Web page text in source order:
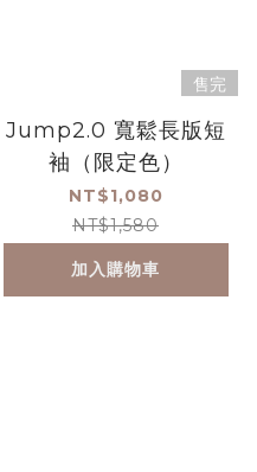
售完
Jump2.0 寬鬆長版短
袖（限定色）
NT$1,080
NT$1,580
加入購物車